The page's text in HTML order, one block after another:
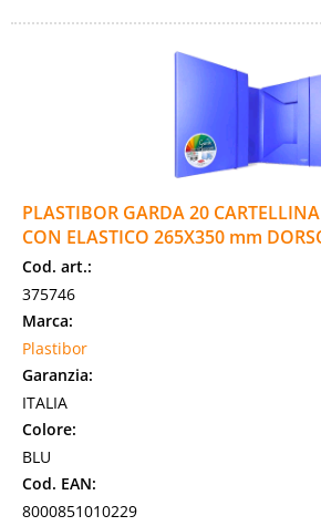
PLASTIBOR GARDA 20
CON ELASTICO 265X350 mm
Cod. art.:
375746
Marca:
Plastibor
Garanzia:
ITALIA
Colore:
BLU
Cod. EAN:
8000851010229